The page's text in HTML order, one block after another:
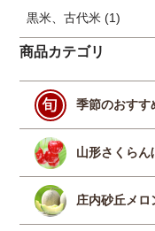
黒米、古代米 (1)
商品カテゴリ
季節のおすす
山形さくらん
庄内砂丘メロ